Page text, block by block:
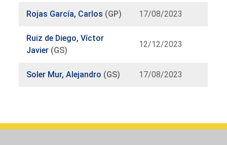
Rojas García, Carlos (GP) 17/08/2023
Ruiz de Diego, Víctor
Javier (GS)
12/12/2023
Soler Mur, Alejandro (GS) 17/08/2023